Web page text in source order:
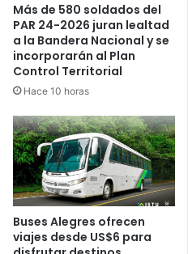
Más de 580 soldados del
PAR 24-2026 juran lealtad
a la Bandera Nacional y se
incorporarán al Plan
Control Territorial
Hace 10 horas
Buses Alegres ofrecen
viajes desde US$6 para